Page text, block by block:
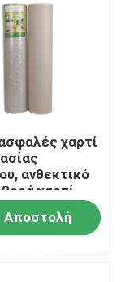
χαρτί
ανθεκτικό
χαρτί
Αποστολή